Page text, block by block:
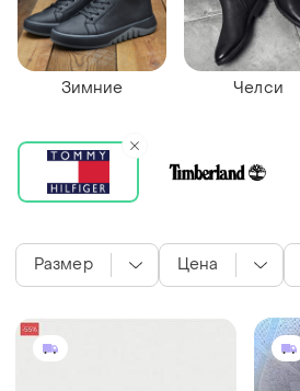
Зимние Челси
Размер Цена